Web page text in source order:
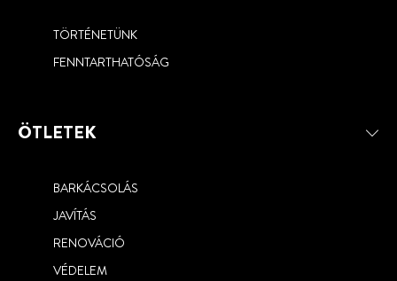
TÖRTÉNETÜNK
FENNTARTHATÓSÁG
ÖTLETEK
BARKÁCSOLÁS
JAVÍTÁS
RENOVÁCIÓ
VÉDELEM